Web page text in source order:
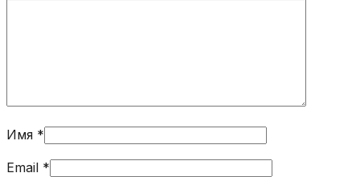
Имя *
Email *